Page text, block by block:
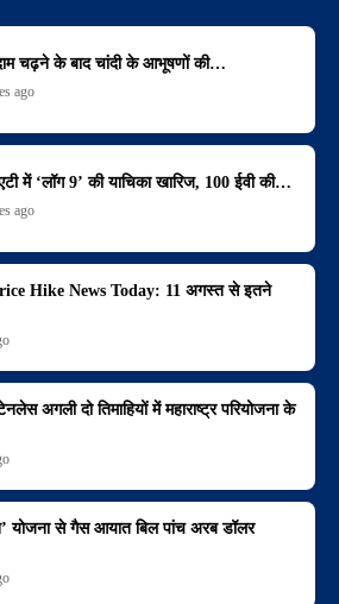
चढ़ने के बाद चांदी के आभूषणों की…
ago
में ‘लॉग 9’ की याचिका खारिज, 100 ईवी की…
ago
Hike News Today: 11 अगस्त से इतने
अगली दो तिमाहियों में महाराष्ट्र परियोजना के
योजना से गैस आयात बिल पांच अरब डॉलर